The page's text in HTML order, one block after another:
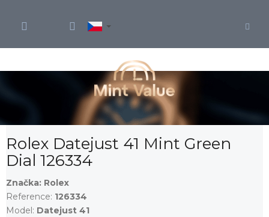
obsah
Rolex Datejust 41 Mint Green
Dial 126334
Značka: Rolex
Reference: 126334
Model: Datejust 41